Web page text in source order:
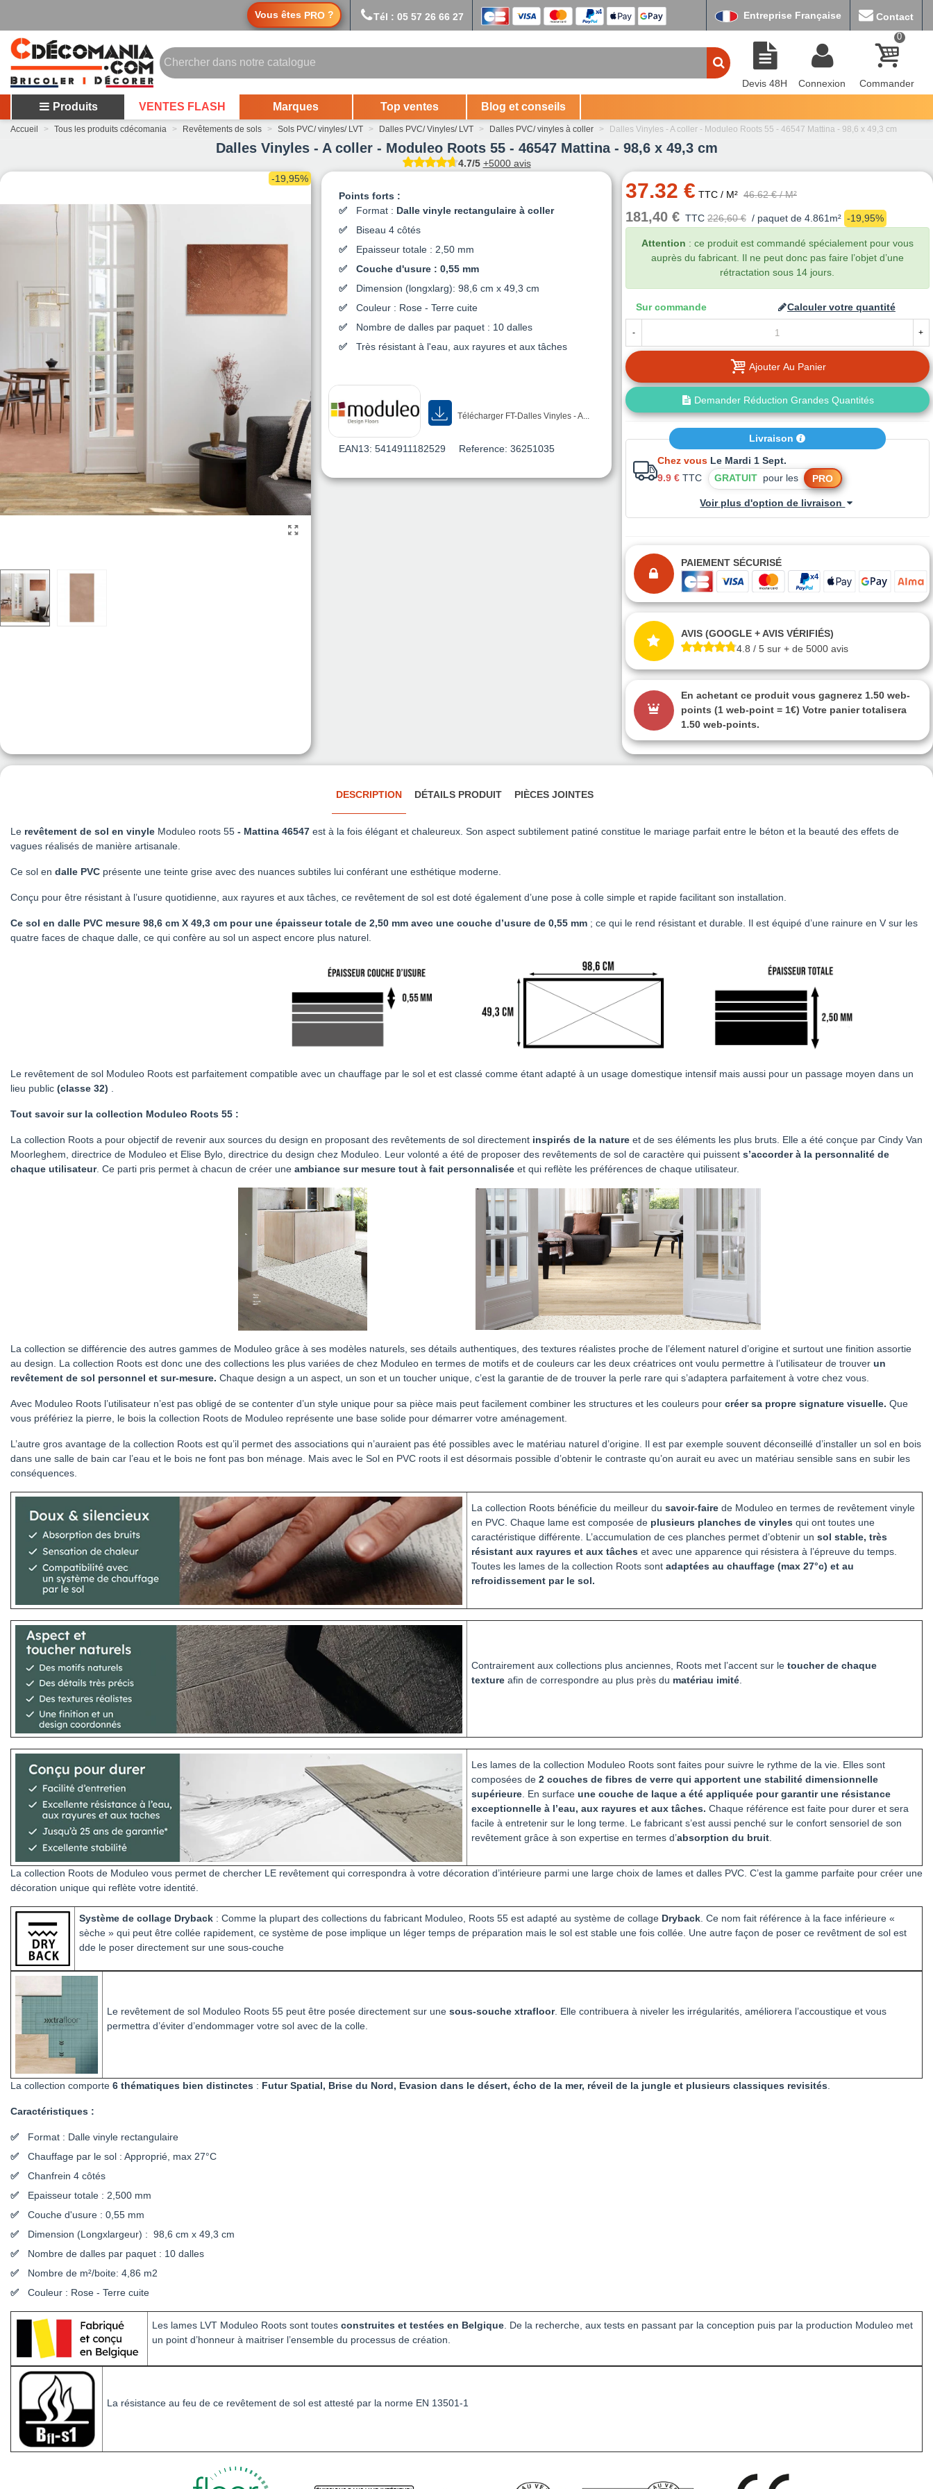
Vous êtes PRO ? Tél : 05 57 26 66 27 Entreprise Française Contact
Devis 48H Connexion
0
Commander
Produits VENTES FLASH Marques Top ventes Blog et conseils
Accueil > Tous les produits cdécomania > Revêtements de sols > Sols PVC/ vinyles/ LVT > Dalles PVC/ Vinyles/ LVT > Dalles PVC/ vinyles à coller > Dalles Vinyles - A coller - Moduleo Roots 55 - 46547 Mattina - 98,6 x 49,3 cm
Dalles Vinyles - A coller - Moduleo Roots 55 - 46547 Mattina - 98,6 x 49,3 cm
4.7/5 +5000 avis
-19,95%
Points forts :
Format : Dalle vinyle rectangulaire à coller
Biseau 4 côtés
Epaisseur totale : 2,50 mm
Couche d'usure : 0,55 mm
Dimension (longxlarg): 98,6 cm x 49,3 cm
Couleur : Rose - Terre cuite
Nombre de dalles par paquet : 10 dalles
Très résistant à l'eau, aux rayures et aux tâches
Télécharger FT-Dalles Vinyles - A...
EAN13: 5414911182529 Reference: 36251035
37.32 € TTC/ M² 46.62 € / M²
181,40 € TTC 226,60 € / paquet de 4.861m² -19,95%
Attention : ce produit est commandé spécialement pour vous
auprès du fabricant. Il ne peut donc pas faire l’objet d’une
rétractation sous 14 jours.
Sur commande Calculer votre quantité
- +
Ajouter Au Panier
Demander Réduction Grandes Quantités
Livraison
Chez vous Le Mardi 1 Sept.
9.9 € TTC GRATUITpour les PRO
Voir plus d'option de livraison
PAIEMENT SÉCURISÉ
AVIS (GOOGLE + AVIS VÉRIFIÉS)
4.8 / 5 sur + de 5000 avis
En achetant ce produit vous gagnerez 1.50 web-
points (1 web-point = 1€) Votre panier totalisera
1.50 web-points.
DESCRIPTION DÉTAILS PRODUIT PIÈCES JOINTES
Le revêtement de sol en vinyle Moduleo roots 55 - Mattina 46547 est à la fois élégant et chaleureux. Son aspect subtilement patiné constitue le mariage parfait entre le béton et la beauté des effets de
vagues réalisés de manière artisanale.
Ce sol en dalle PVC présente une teinte grise avec des nuances subtiles lui conférant une esthétique moderne.
Conçu pour être résistant à l’usure quotidienne, aux rayures et aux tâches, ce revêtement de sol est doté également d’une pose à colle simple et rapide facilitant son installation.
Ce sol en dalle PVC mesure 98,6 cm X 49,3 cm pour une épaisseur totale de 2,50 mm avec une couche d’usure de 0,55 mm ; ce qui le rend résistant et durable. Il est équipé d’une rainure en V sur les
quatre faces de chaque dalle, ce qui confère au sol un aspect encore plus naturel.
Le revêtement de sol Moduleo Roots est parfaitement compatible avec un chauffage par le sol et est classé comme étant adapté à un usage domestique intensif mais aussi pour un passage moyen dans un
lieu public (classe 32) .
Tout savoir sur la collection Moduleo Roots 55 :
La collection Roots a pour objectif de revenir aux sources du design en proposant des revêtements de sol directement inspirés de la nature et de ses éléments les plus bruts. Elle a été conçue par Cindy Van
Moorleghem, directrice de Moduleo et Elise Bylo, directrice du design chez Moduleo. Leur volonté a été de proposer des revêtements de sol de caractère qui puissent s’accorder à la personnalité de
chaque utilisateur. Ce parti pris permet à chacun de créer une ambiance sur mesure tout à fait personnalisée et qui reflète les préférences de chaque utilisateur.
La collection se différencie des autres gammes de Moduleo grâce à ses modèles naturels, ses détails authentiques, des textures réalistes proche de l’élement naturel d’origine et surtout une finition assortie
au design. La collection Roots est donc une des collections les plus variées de chez Moduleo en termes de motifs et de couleurs car les deux créatrices ont voulu permettre à l’utilisateur de trouver un
revêtement de sol personnel et sur-mesure. Chaque design a un aspect, un son et un toucher unique, c’est la garantie de de trouver la perle rare qui s’adaptera parfaitement à votre chez vous.
Avec Moduleo Roots l’utilisateur n’est pas obligé de se contenter d’un style unique pour sa pièce mais peut facilement combiner les structures et les couleurs pour créer sa propre signature visuelle. Que
vous préfériez la pierre, le bois la collection Roots de Moduleo représente une base solide pour démarrer votre aménagement.
L’autre gros avantage de la collection Roots est qu’il permet des associations qui n’auraient pas été possibles avec le matériau naturel d’origine. Il est par exemple souvent déconseillé d’installer un sol en bois
dans une salle de bain car l’eau et le bois ne font pas bon ménage. Mais avec le Sol en PVC roots il est désormais possible d’obtenir le contraste qu’on aurait eu avec un matériau sensible sans en subir les
conséquences.
La collection Roots bénéficie du meilleur du savoir-faire de Moduleo en termes de revêtement vinyle
en PVC. Chaque lame est composée de plusieurs planches de vinyles qui ont toutes une
caractéristique différente. L’accumulation de ces planches permet d’obtenir un sol stable, très
résistant aux rayures et aux tâches et avec une apparence qui résistera à l’épreuve du temps.
Toutes les lames de la collection Roots sont adaptées au chauffage (max 27°c) et au
refroidissement par le sol.
Contrairement aux collections plus anciennes, Roots met l’accent sur le toucher de chaque
texture afin de correspondre au plus près du matériau imité
Les lames de la collection Moduleo Roots sont faites pour suivre le rythme de la vie. Elles sont
composées de 2 couches de fibres de verre qui apportent une stabilité dimensionnelle
supérieure . En surface une couche de laque a été appliquée pour garantir une résistance
exceptionnelle à l’eau, aux rayures et aux tâches. Chaque référence est faite pour durer et sera
facile à entretenir sur le long terme. Le fabricant s’est aussi penché sur le confort sensoriel de son
revêtement grâce à son expertise en termes d’absorption du bruit
La collection Roots de Moduleo vous permet de chercher LE revêtement qui correspondra à votre décoration d’intérieure parmi une large choix de lames et dalles PVC. C’est la gamme parfaite pour créer une
décoration unique qui reflète votre identité.
Système de collage Dryback : Comme la plupart des collections du fabricant Moduleo, Roots 55 est adapté au système de collage Dryback . Ce nom fait référence à la face inférieure «
sèche » qui peut être collée rapidement, ce système de pose implique un léger temps de préparation mais le sol est stable une fois collée. Une autre façon de poser ce revêtment de sol est
dde le poser directement sur une sous-couche
Le revêtement de sol Moduleo Roots 55 peut être posée directement sur une sous-souche xtrafloor. Elle contribuera à niveler les irrégularités, améliorera l’accoustique et vous
permettra d’éviter d’endommager votre sol avec de la colle.
La collection comporte 6 thématiques bien distinctes : Futur Spatial, Brise du Nord, Evasion dans le désert, écho de la mer, réveil de la jungle et plusieurs classiques revisités
Caractéristiques :
Format : Dalle vinyle rectangulaire
Chauffage par le sol : Approprié, max 27°C
Chanfrein 4 côtés
Epaisseur totale : 2,500 mm
Couche d'usure : 0,55 mm
Dimension (Longxlargeur) : 98,6 cm x 49,3 cm
Nombre de dalles par paquet : 10 dalles
Nombre de m²/boite: 4,86 m2
Couleur : Rose - Terre cuite
Les lames LVT Moduleo Roots sont toutes construites et testées en Belgique . De la recherche, aux tests en passant par la conception puis par la production Moduleo met
un point d’honneur à maitriser l’ensemble du processus de création.
La résistance au feu de ce revêtement de sol est attesté par la norme EN 13501-1